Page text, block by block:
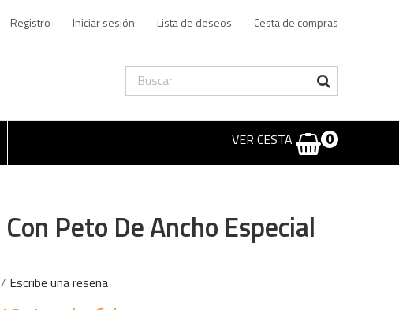
Registro Iniciar sesión Lista de deseos Cesta de compras
VER CESTA 0
Peto De Ancho Especial
/ Escribe una reseña